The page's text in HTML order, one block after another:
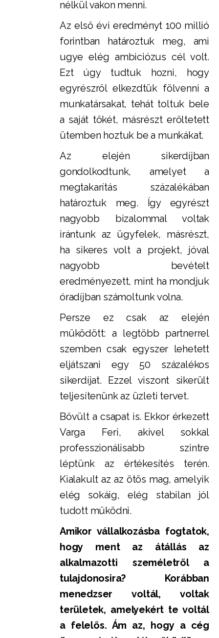
nélkül vakon menni.
Az első évi eredményt 100 millió
forintban határoztuk meg, ami
ugye elég ambiciózus cél volt.
Ezt úgy tudtuk hozni, hogy
egyrészről elkezdtük fölvenni a
munkatársakat, tehát toltuk bele
a saját tőkét, másrészt erőltetett
ütemben hoztuk be a munkákat.
Az elején sikerdíjban
gondolkodtunk, amelyet a
megtakarítás százalékában
határoztuk meg. Így egyrészt
nagyobb bizalommal voltak
irántunk az ügyfelek, másrészt,
ha sikeres volt a projekt, jóval
nagyobb bevételt
eredményezett, mint ha mondjuk
óradíjban számoltunk volna.
Persze ez csak az elején
működött: a legtöbb partnerrel
szemben csak egyszer lehetett
eljátszani egy 50 százalékos
sikerdíjat. Ezzel viszont sikerült
teljesítenünk az üzleti tervet.
Bővült a csapat is. Ekkor érkezett
Varga Feri, akivel sokkal
professzionálisabb szintre
léptünk az értékesítés terén.
Kialakult az az ötös mag, amelyik
elég sokáig, elég stabilan jól
tudott működni.
Amikor vállalkozásba fogtatok,
hogy ment az átállás az
alkalmazotti személetről a
tulajdonosira? Korábban
menedzser voltál, voltak
területek, amelyekért te voltál
a felelős. Ám az, hogy a cég